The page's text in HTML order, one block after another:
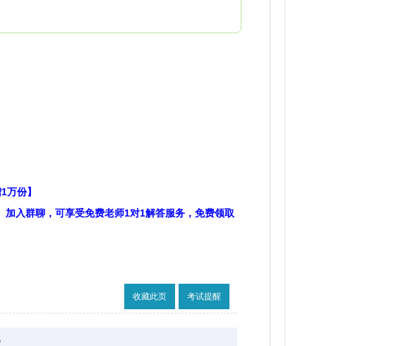
万份】
加入群聊，可享受免费老师1对1解答服务，免费领取
收藏此页 考试提醒